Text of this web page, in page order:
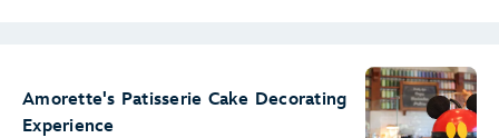
Amorette's Patisserie Cake Decorating
Experience